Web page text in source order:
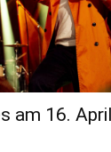
am 16.